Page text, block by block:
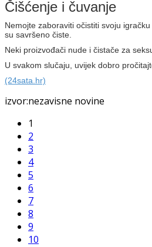
Čišćenje i čuvanje
Nemojte zaboraviti očistiti svoju
su savršeno čiste.
Neki proizvođači nude i čistače za
U svakom slučaju, uvijek dobro
(24sata.hr)
izvor:nezavisne novine
1
2
3
4
5
6
7
8
9
10